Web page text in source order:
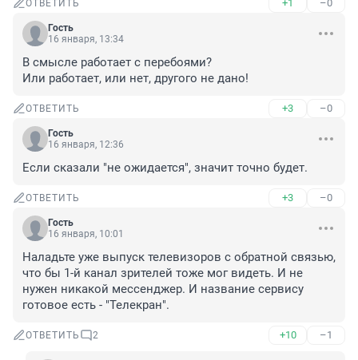
ОТВЕТИТЬ +1 –0
Гость
16 января, 13:34
В смысле работает с перебоями?
Или работает, или нет, другого не дано!
ОТВЕТИТЬ +3 –0
Гость
16 января, 12:36
Если сказали "не ожидается", значит точно будет.
ОТВЕТИТЬ +3 –0
Гость
16 января, 10:01
Наладьте уже выпуск телевизоров с обратной связью,
что бы 1-й канал зрителей тоже мог видеть. И не
нужен никакой мессенджер. И название сервису
готовое есть - "Телекран".
ОТВЕТИТЬ 2 +10 –1